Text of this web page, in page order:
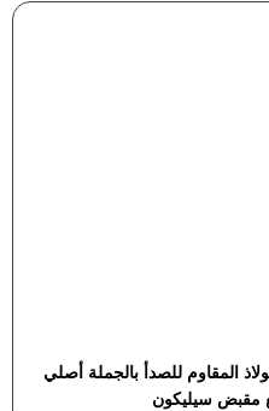
المقاوم للصدأ بالجملة أصلي
مقبض سيليكون